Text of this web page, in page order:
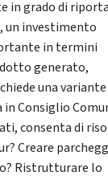
in grado di
un investimento
in termini
generato,
una
Consiglio
consenta di
Creare
Ristrutturare lo